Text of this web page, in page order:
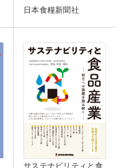
日本食糧新聞社
サステナビリティと食